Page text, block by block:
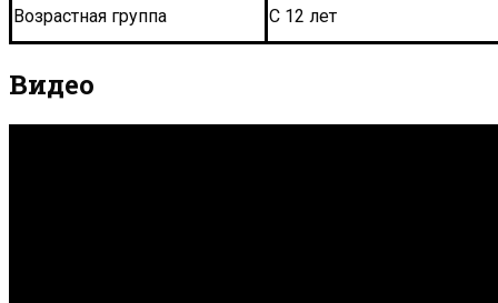
Возрастная группа С 12 лет
Видео